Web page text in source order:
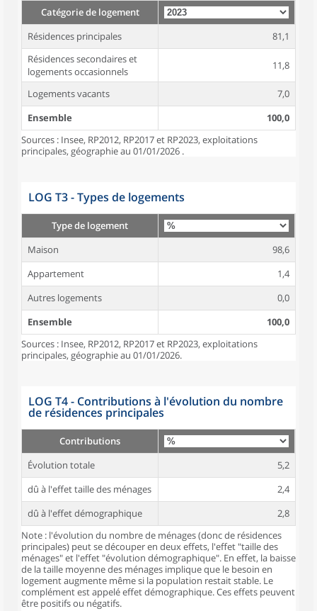
Catégorie de logement
Résidences principales
81,1
Résidences secondaires et
logements occasionnels
11,8
Logements vacants
7,0
Ensemble
100,0
Sources : Insee, RP2012, RP2017 et RP2023, exploitations
principales, géographie au 01/01/2026 .
LOG T3 - Types de logements
Type de logement
Maison
98,6
Appartement
1,4
Autres logements
0,0
Ensemble
100,0
Sources : Insee, RP2012, RP2017 et RP2023, exploitations
principales, géographie au 01/01/2026.
LOG T4 - Contributions à l'évolution du nombre
de résidences principales
Contributions
Évolution totale
5,2
dû à l'effet taille des ménages
2,4
dû à l'effet démographique
2,8
Note : l'évolution du nombre de ménages (donc de résidences
principales) peut se découper en deux effets, l'effet "taille des
ménages" et l'effet "évolution démographique". En effet, la baisse
de la taille moyenne des ménages implique que le besoin en
logement augmente même si la population restait stable. Le
complément est appelé effet démographique. Ces effets peuvent
être positifs ou négatifs.